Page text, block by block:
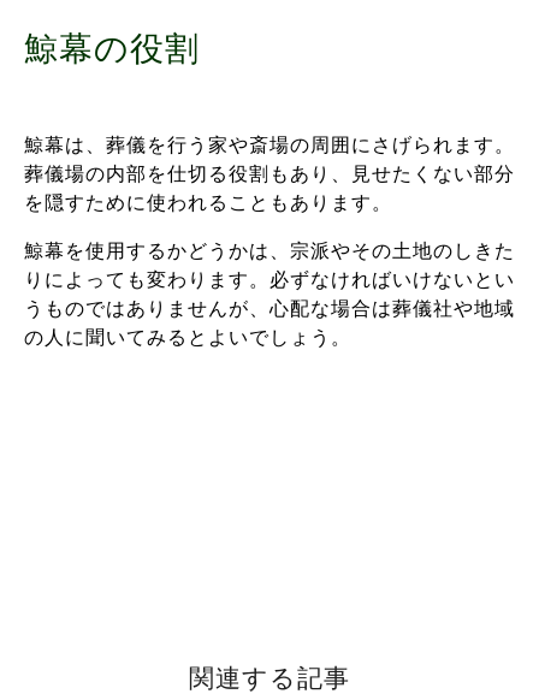
鯨幕の役割
鯨幕は、葬儀を行う家や斎場の周囲にさげられます。
葬儀場の内部を仕切る役割もあり、見せたくない部分
を隠すために使われることもあります。
鯨幕を使用するかどうかは、宗派やその土地のしきた
りによっても変わります。必ずなければいけないとい
うものではありませんが、心配な場合は葬儀社や地域
の人に聞いてみるとよいでしょう。
関連する記事